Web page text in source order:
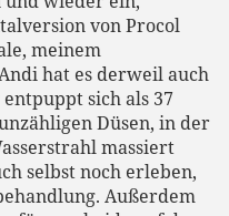
von Procol
meinem
hat es derweil auch
sich als 37
Düsen, in der
massiert
selbst noch erleben,
Außerdem